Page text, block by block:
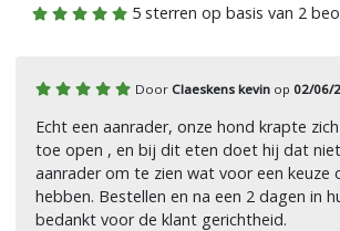
5 sterren op basis van 2
DoorClaeskens kevin op02/06/
Echt een aanrader, onze hond krapte
toe open , en bij dit eten doet hij dat
aanrader om te zien wat voor een keuze
hebben. Bestellen en na een 2 dagen in
bedankt voor de klant gerichtheid.